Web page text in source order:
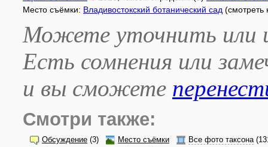
Место съёмки: Владивостокский ботанический сад (смотреть
Можете уточнить или
Есть сомнения или
и вы сможете
Смотри также:
Обсуждение (3) Место съёмки Все фото таксона